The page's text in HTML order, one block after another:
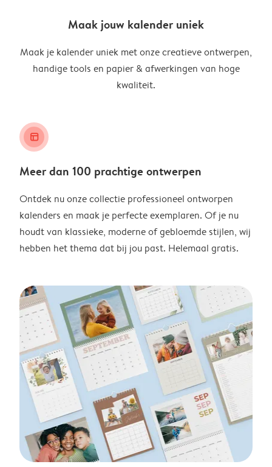
Maak jouw kalender uniek
Maak je kalender uniek met onze creatieve ontwerpen,
handige tools en papier & afwerkingen van hoge
kwaliteit.
layout_alt
Meer dan 100 prachtige ontwerpen
Ontdek nu onze collectie professioneel ontworpen
kalenders en maak je perfecte exemplaren. Of je nu
houdt van klassieke, moderne of gebloemde stijlen, wij
hebben het thema dat bij jou past. Helemaal gratis.